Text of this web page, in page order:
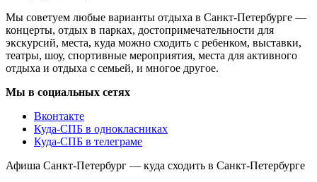
Мы советуем любые варианты отдыха в Санкт-Петербурге —
концерты, отдых в парках, достопримечательности для
экскурсий, места, куда можно сходить с ребенком, выставки,
театры, шоу, спортивные мероприятия, места для активного
отдыха и отдыха с семьей, и многое другое.
Мы в социальных сетях
Вконтакте
Куда-СПБ в однокласниках
Куда-СПБ в телеграме
Афиша Санкт-Петербург — куда сходить в Санкт-Петербурге